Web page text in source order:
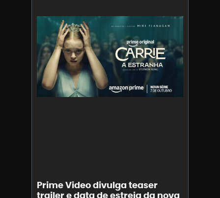
Prime Video divulga teaser
trailer e data de estreia da nova